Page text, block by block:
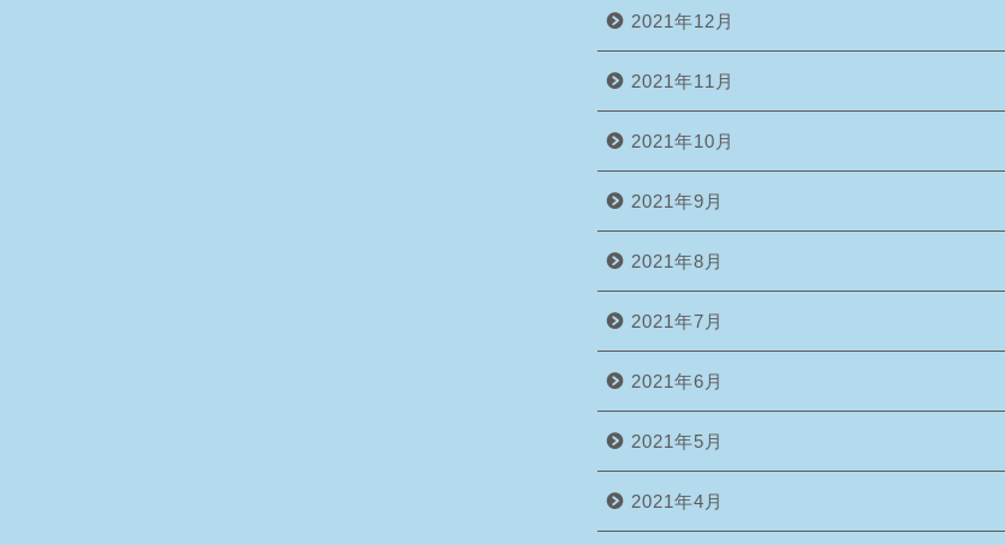
2021年12月
2021年11月
2021年10月
2021年9月
2021年8月
2021年7月
2021年6月
2021年5月
2021年4月